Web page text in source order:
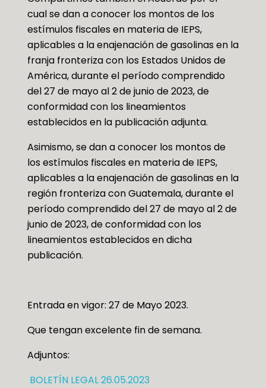
cual se dan a conocer los montos de los
estímulos fiscales en materia de IEPS,
aplicables a la enajenación de gasolinas en la
franja fronteriza con los Estados Unidos de
América, durante el período comprendido
del 27 de mayo al 2 de junio de 2023, de
conformidad con los lineamientos
establecidos en la publicación adjunta.
Asimismo, se dan a conocer los montos de
los estímulos fiscales en materia de IEPS,
aplicables a la enajenación de gasolinas en la
región fronteriza con Guatemala, durante el
período comprendido del 27 de mayo al 2 de
junio de 2023, de conformidad con los
lineamientos establecidos en dicha
publicación.
Entrada en vigor: 27 de Mayo 2023.
Que tengan excelente fin de semana.
Adjuntos:
BOLETÍN LEGAL 26.05.2023